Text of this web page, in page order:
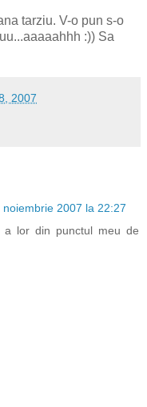
tarziu. V-o pun s-o
:)) Sa
2007
noiembrie 2007 la 22:27
lor din punctul meu de